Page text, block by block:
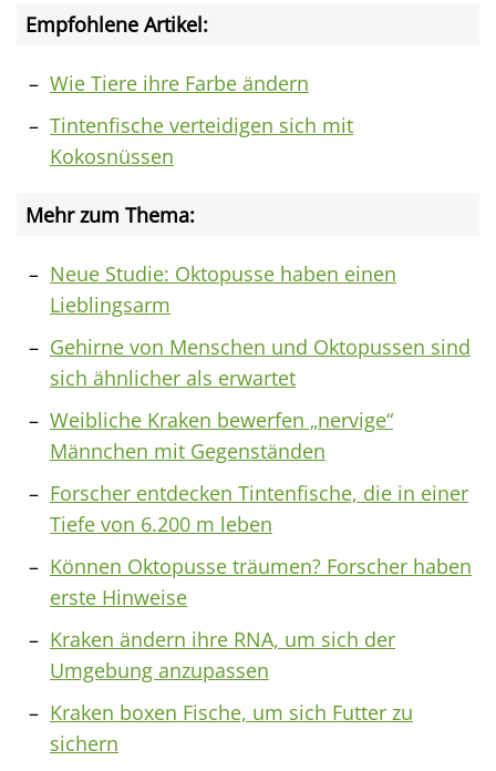
Empfohlene Artikel:
Wie Tiere ihre Farbe ändern
Tintenfische verteidigen sich mit
Kokosnüssen
Mehr zum Thema:
Neue Studie: Oktopusse haben einen
Lieblingsarm
Gehirne von Menschen und Oktopussen sind
sich ähnlicher als erwartet
Weibliche Kraken bewerfen „nervige“
Männchen mit Gegenständen
Forscher entdecken Tintenfische, die in einer
Tiefe von 6.200 m leben
Können Oktopusse träumen? Forscher haben
erste Hinweise
Kraken ändern ihre RNA, um sich der
Umgebung anzupassen
Kraken boxen Fische, um sich Futter zu
sichern